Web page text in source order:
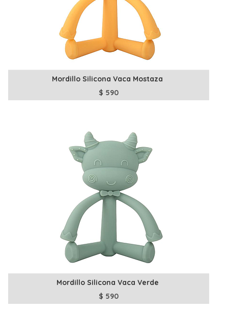
Mordillo Silicona Vaca Mostaza
$ 590
Mordillo Silicona Vaca Verde
$ 590